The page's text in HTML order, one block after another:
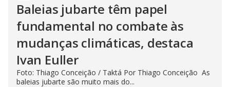
Baleias jubarte têm papel
fundamental no combate às
mudanças climáticas, destaca
Ivan Euller
Foto: Thiago Conceição / Taktá Por Thiago Conceição As
baleias jubarte são muito mais do...